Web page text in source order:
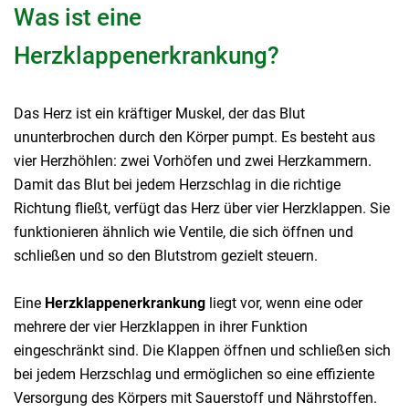
Was ist eine
Herzklappenerkrankung?
Das Herz ist ein kräftiger Muskel, der das Blut
ununterbrochen durch den Körper pumpt. Es besteht aus
vier Herzhöhlen: zwei Vorhöfen und zwei Herzkammern.
Damit das Blut bei jedem Herzschlag in die richtige
Richtung fließt, verfügt das Herz über vier Herzklappen. Sie
funktionieren ähnlich wie Ventile, die sich öffnen und
schließen und so den Blutstrom gezielt steuern.
Eine Herzklappenerkrankung liegt vor, wenn eine oder
mehrere der vier Herzklappen in ihrer Funktion
eingeschränkt sind. Die Klappen öffnen und schließen sich
bei jedem Herzschlag und ermöglichen so eine effiziente
Versorgung des Körpers mit Sauerstoff und Nährstoffen.